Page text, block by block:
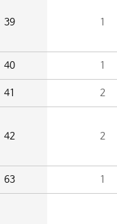
39 1
40 1
41 2
42 2
63 1